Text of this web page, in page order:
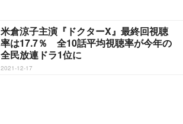
米倉涼子主演『ドクターX』最終回視聴
率は17.7％ 全10話平均視聴率が今年の
全民放連ドラ1位に
2021-12-17